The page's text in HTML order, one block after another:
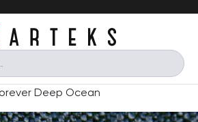
Deep Ocean